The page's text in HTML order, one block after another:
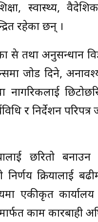
स्वास्थ्य,
रहेका छन् ।
प्रेस तथा अनुसन्धान
जोड दिने,
नागरिकलाई
र निर्देशन
छरितो
निर्णय
एकीकृत
काम कारबाही